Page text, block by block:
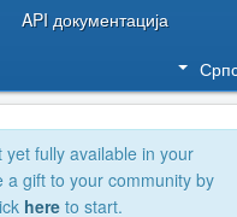
API документација
yet fully available in your
a gift to your community by
here to start.